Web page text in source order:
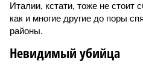
Италии, кстати, тоже не стоит
как и многие другие до поры
районы.
Невидимый убийца